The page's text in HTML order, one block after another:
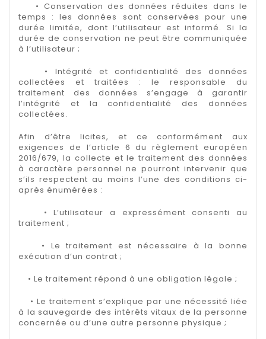
• Conservation des données réduites dans le
temps : les données sont conservées pour une
durée limitée, dont l’utilisateur est informé. Si la
durée de conservation ne peut être communiquée
à l’utilisateur ;
• Intégrité et confidentialité des données
collectées et traitées : le responsable du
traitement des données s’engage à garantir
l’intégrité et la confidentialité des données
collectées.
Afin d’être licites, et ce conformément aux
exigences de l’article 6 du règlement européen
2016/679, la collecte et le traitement des données
à caractère personnel ne pourront intervenir que
s’ils respectent au moins l’une des conditions ci-
après énumérées :
• L’utilisateur a expressément consenti au
traitement ;
• Le traitement est nécessaire à la bonne
exécution d’un contrat ;
• Le traitement répond à une obligation légale ;
• Le traitement s’explique par une nécessité liée
à la sauvegarde des intérêts vitaux de la personne
concernée ou d’une autre personne physique ;